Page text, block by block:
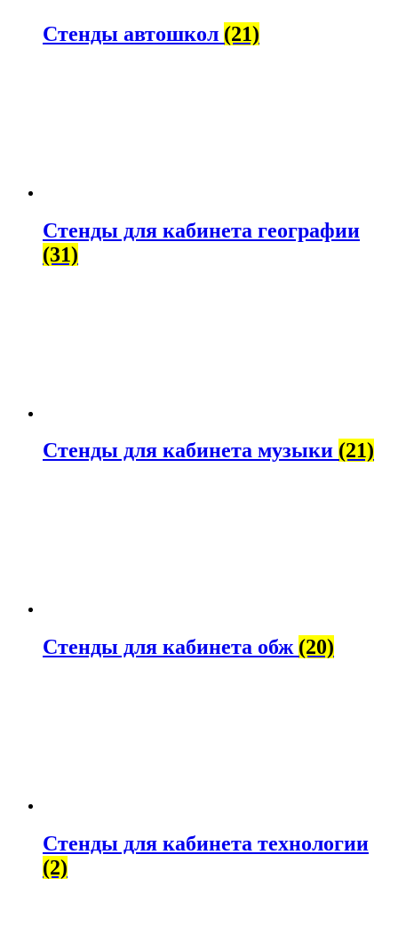
Стенды автошкол (21)
Стенды для кабинета географии
(31)
Стенды для кабинета музыки (21)
Стенды для кабинета обж (20)
Стенды для кабинета технологии
(2)